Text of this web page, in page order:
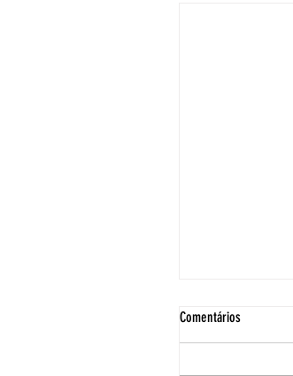
Comentários